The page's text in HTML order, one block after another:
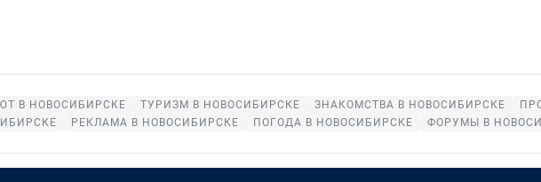
В НОВОСИБИРСКЕ ТУРИЗМ В НОВОСИБИРСКЕ ЗНАКОМСТВА В НОВОСИБИРСКЕ
РЕКЛАМА В НОВОСИБИРСКЕ ПОГОДА В НОВОСИБИРСКЕ ФОРУМЫ В